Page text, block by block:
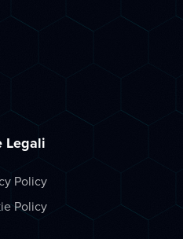
Legali
Policy
Policy